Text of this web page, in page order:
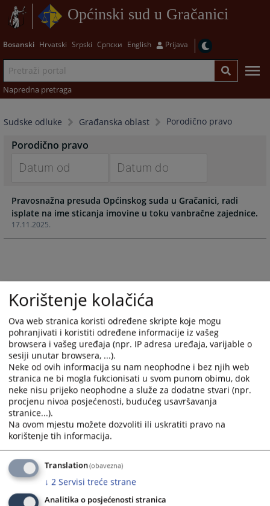
Općinski sud u Gračanici
Bosanski Hrvatski Srpski Српски English Prijava
Napredna pretraga
Sudske odluke Građanska oblast Porodično pravo
Porodično pravo
forward
to
interact
with
and
select
a
date.
Press
the
question
mark
key
to
get
the
keyboard
shortcuts
for
changing
dates.
forward
to
with
and
select
a
date.
Press
the
question
mark
key
to
the
keyboard
shortcuts
for
changing
dates.
17.11.2025.
Pravosnažna presuda Općinskog suda u Gračanici, radi
isplate na ime sticanja imovine u toku vanbračne zajednice.
Korištenje kolačića
Ova web stranica koristi određene skripte koje mogu
pohranjivati i koristiti određene informacije iz vašeg
browsera i vašeg uređaja (npr. IP adresa uređaja, varijable o
sesiji unutar browsera, ...).
Neke od ovih informacija su nam neophodne i bez njih web
stranica ne bi mogla fukcionisati u svom punom obimu, dok
neke nisu prijeko neophodne a služe za dodatne stvari (npr.
procjenu nivoa posjećenosti, budućeg usavršavanja
stranice...).
Na ovom mjestu možete dozvoliti ili uskratiti pravo na
korištenje tih informacija.
Translation(obavezna)
↓ 2 Servisi treće strane
Analitika o posjećenosti stranica